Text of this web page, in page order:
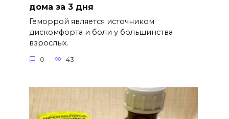
дома за 3 дня
Геморрой является источником
дискомфорта и боли у большинства
взрослых.
0 43